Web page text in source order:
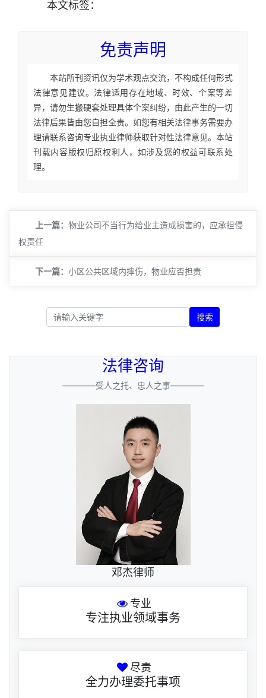
本文标签：
免责声明
本站所刊资讯仅为学术观点交流，不构成任何形式
法律意见建议。法律适用存在地域、时效、个案等差
异，请勿生搬硬套处理具体个案纠纷，由此产生的一切
法律后果皆由您自担全责。如您有相关法律事务需要办
理请联系咨询专业执业律师获取针对性法律意见。本站
刊载内容版权归原权利人，如涉及您的权益可联系处
理。
上一篇： ​物业公司不当行为给业主造成损害的，应承担侵
权责任
下一篇： ​小区公共区域内摔伤，物业应否担责
搜索
法律咨询
————受人之托、忠人之事————
邓杰律师
专业
专注执业领域事务
尽责
全力办理委托事项